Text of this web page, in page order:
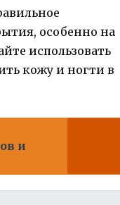
особенно на
использовать
кожу и ногти в
и